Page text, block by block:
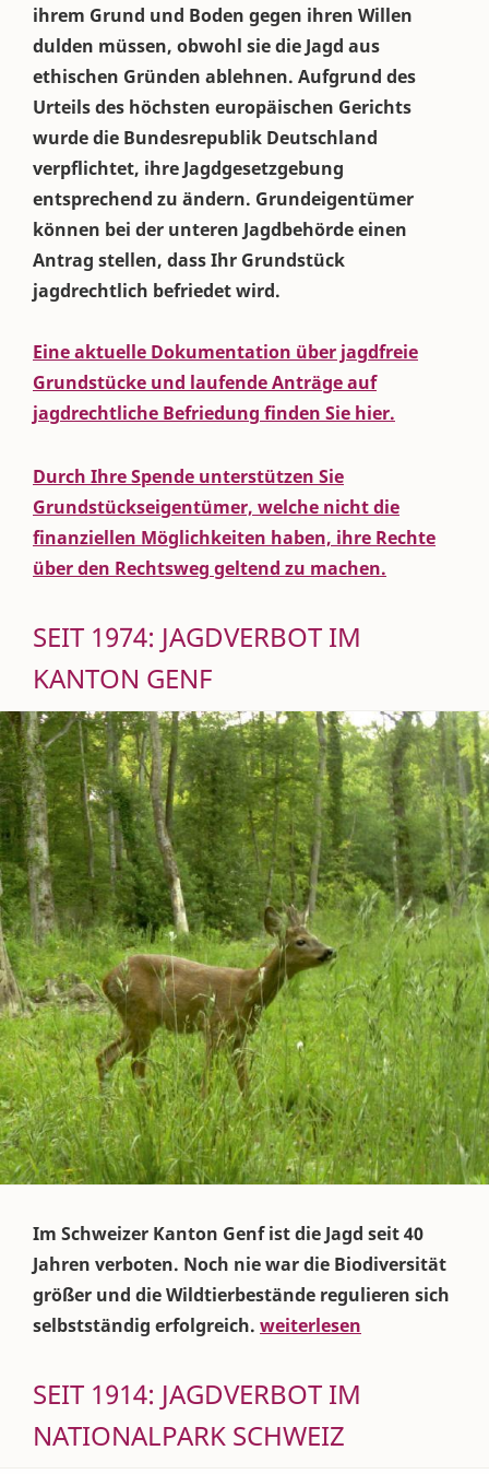
ihrem Grund und Boden gegen ihren Willen
dulden müssen, obwohl sie die Jagd aus
ethischen Gründen ablehnen. Aufgrund des
Urteils des höchsten europäischen Gerichts
wurde die Bundesrepublik Deutschland
verpflichtet, ihre Jagdgesetzgebung
entsprechend zu ändern. Grundeigentümer
können bei der unteren Jagdbehörde einen
Antrag stellen, dass Ihr Grundstück
jagdrechtlich befriedet wird.
Eine aktuelle Dokumentation über jagdfreie
Grundstücke und laufende Anträge auf
jagdrechtliche Befriedung finden Sie hier.
Durch Ihre Spende unterstützen Sie
Grundstückseigentümer, welche nicht die
finanziellen Möglichkeiten haben, ihre Rechte
über den Rechtsweg geltend zu machen.
SEIT 1974: JAGDVERBOT IM
KANTON GENF
Im Schweizer Kanton Genf ist die Jagd seit 40
Jahren verboten. Noch nie war die Biodiversität
größer und die Wildtierbestände regulieren sich
selbstständig erfolgreich. weiterlesen
SEIT 1914: JAGDVERBOT IM
NATIONALPARK SCHWEIZ